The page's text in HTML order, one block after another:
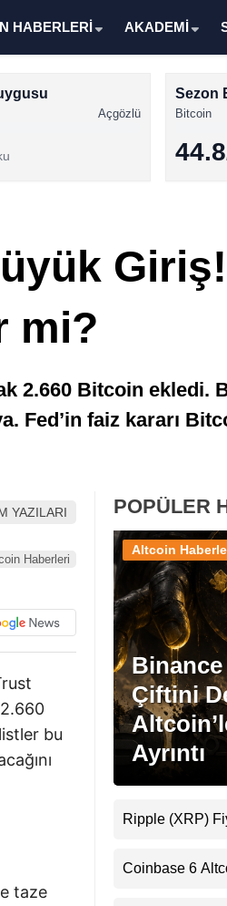
HABERLERİ AKADEMİ
Açgözlü
Sezon
Bitcoin
44.8
mi?
2.660 Bitcoin ekledi.
Fed’in faiz kararı
YAZILARI
Haberleri
2.660
bu
taze
POPÜLER
Çiftini
Ayrıntı
Altcoin
Ripple (XRP)
Uyarı
Coinbase 6